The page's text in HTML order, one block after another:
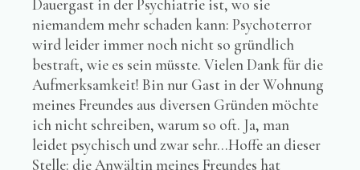
Dauergast in der Psychiatrie ist, wo sie
niemandem mehr schaden kann: Psychoterror
wird leider immer noch nicht so gründlich
bestraft, wie es sein müsste. Vielen Dank für die
Aufmerksamkeit! Bin nur Gast in der Wohnung
meines Freundes aus diversen Gründen möchte
ich nicht schreiben, warum so oft. Ja, man
leidet psychisch und zwar sehr...Hoffe an dieser
Stelle: die Anwältin meines Freundes hat